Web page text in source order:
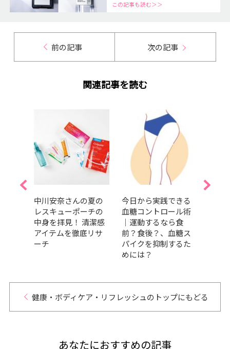
この記事も読む＞＞
前の記事 次の記事
関連記事を読む
中川安奈さんの夏の
レスキューポーチの
中身を拝見！ 清潔感
アイテムを徹底リサ
ーチ
今日から実践できる
血糖コントロール術
｜運動するなら食
前？食後？、血糖ス
パイクを抑制するた
めには？
健康・ボディケア・リフレッシュのトップにもどる
あなたにおすすめの記事